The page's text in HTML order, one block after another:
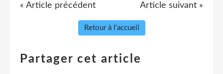
« Article précédent Article suivant »
Retour à l'accueil
Partager cet article